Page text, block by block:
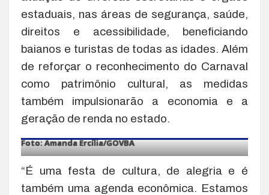
estaduais, nas áreas de segurança, saúde,
direitos e acessibilidade, beneficiando
baianos e turistas de todas as idades. Além
de reforçar o reconhecimento do Carnaval
como patrimônio cultural, as medidas
também impulsionarão a economia e a
geração de renda no estado.
Foto: Amanda Ercília/GOVBA
“É uma festa de cultura, de alegria e é
também uma agenda econômica. Estamos